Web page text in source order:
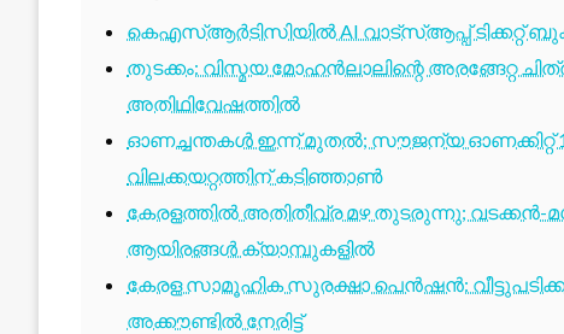
കെഎസ്ആർടിസിയിൽ AI വാട്സ്ആപ്പ് ടിക്കറ്റ്
തുടക്കം: വിസ്മയ മോഹൻലാലിന്റെ അരങ്ങേറ്റ
അതിഥിവേഷത്തിൽ
ഓണച്ചന്തകൾ ഇന്ന് മുതൽ; സൗജന്യ
വിലക്കയറ്റത്തിന് കടിഞ്ഞാൺ
കേരളത്തിൽ അതിതീവ്ര മഴ തുടരുന്നു;
ആയിരങ്ങൾ ക്യാമ്പുകളിൽ
കേരള സാമൂഹിക സുരക്ഷാ പെൻഷൻ:
അക്കൗണ്ടിൽ നേരിട്ട്